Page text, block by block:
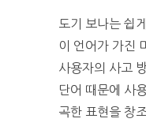
도기 보나는 쉽
이 언어가 가진
사용자의 사고
단어 때문에 사
곡한 표현을 창